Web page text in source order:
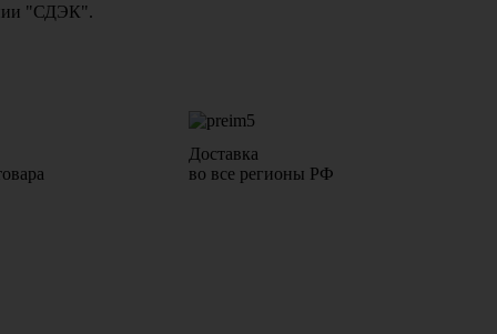
"СДЭК".
Доставка
во все регионы РФ